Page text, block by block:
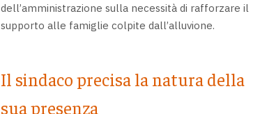
dell’amministrazione sulla necessità di rafforzare il
supporto alle famiglie colpite dall’alluvione.
Il sindaco precisa la natura della
sua presenza